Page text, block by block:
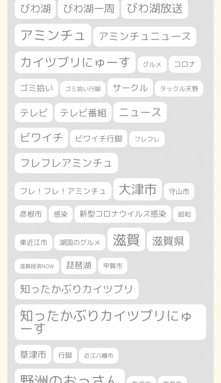
びわ湖 びわ湖一周 びわ湖放送
アミンチュ アミンチュニュース
カイツブリにゅーす グルメ コロナ
ゴミ拾い ゴミ拾い行脚 サークル タックル天野
テレビ テレビ番組 ニュース
ビワイチ ビワイチ行脚 フレフレ
フレフレアミンチュ
フレ！フレ！アミンチュ 大津市 守山市
彦根市 感染 新型コロナウイルス感染 昭和
東近江市 湖国のグルメ 滋賀 滋賀県
滋賀経済NOW 琵琶湖 甲賀市
知ったかぶりカイツブリ
知ったかぶりカイツブリにゅ
ーす
草津市 行脚 近江八幡市